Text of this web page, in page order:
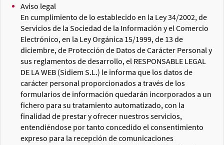
Aviso legal
En cumplimiento de lo establecido en la Ley 34/2002, de
Servicios de la Sociedad de la Información y el Comercio
Electrónico, en la Ley Orgánica 15/1999, de 13 de
diciembre, de Protección de Datos de Carácter Personal y
sus reglamentos de desarrollo, el RESPONSABLE LEGAL
DE LA WEB (Sidiem S.L.) le informa que los datos de
carácter personal proporcionados a través de los
formularios de información quedarán incorporados a un
fichero para su tratamiento automatizado, con la
finalidad de prestar y ofrecer nuestros servicios,
entendiéndose por tanto concedido el consentimiento
expreso para la recepción de comunicaciones